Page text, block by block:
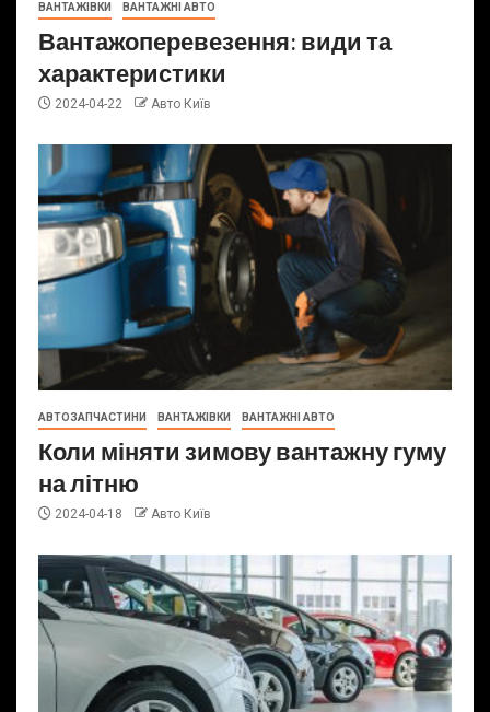
ВАНТАЖІВКИ ВАНТАЖНІ АВТО
Вантажоперевезення: види та
характеристики
2024-04-22 Авто Київ
АВТОЗАПЧАСТИНИ ВАНТАЖІВКИ ВАНТАЖНІ АВТО
Коли міняти зимову вантажну гуму
на літню
2024-04-18 Авто Київ